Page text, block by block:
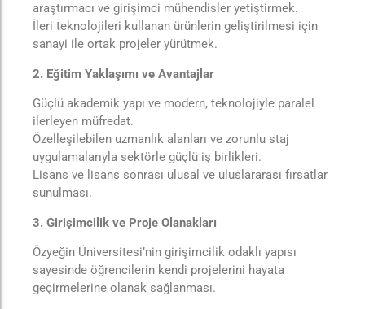
araştırmacı ve girişimci mühendisler yetiştirmek.
İleri teknolojileri kullanan ürünlerin geliştirilmesi için
sanayi ile ortak projeler yürütmek.
2. Eğitim Yaklaşımı ve Avantajlar
Güçlü akademik yapı ve modern, teknolojiyle paralel
ilerleyen müfredat.
Özelleşilebilen uzmanlık alanları ve zorunlu staj
uygulamalarıyla sektörle güçlü iş birlikleri.
Lisans ve lisans sonrası ulusal ve uluslararası fırsatlar
sunulması.
3. Girişimcilik ve Proje Olanakları
Özyeğin Üniversitesi’nin girişimcilik odaklı yapısı
sayesinde öğrencilerin kendi projelerini hayata
geçirmelerine olanak sağlanması.